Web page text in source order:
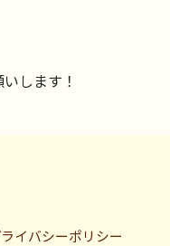
します！
イバシーポリシー